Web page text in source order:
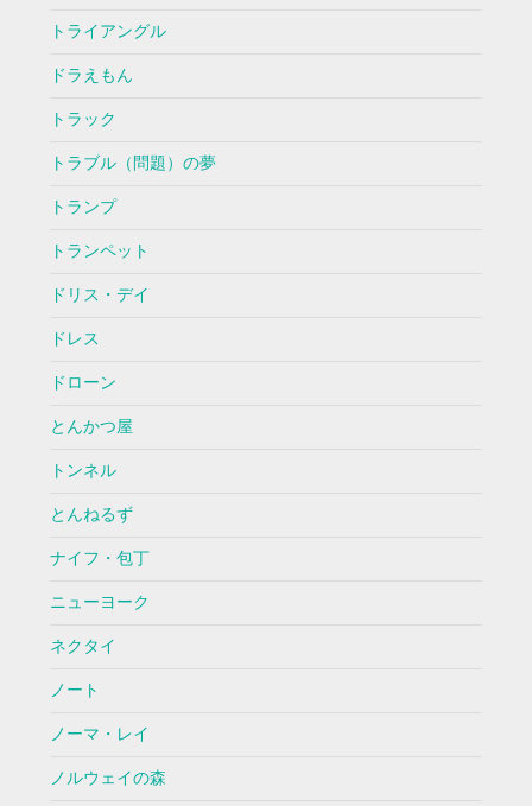
トライアングル
ドラえもん
トラック
トラブル（問題）の夢
トランプ
トランペット
ドリス・デイ
ドレス
ドローン
とんかつ屋
トンネル
とんねるず
ナイフ・包丁
ニューヨーク
ネクタイ
ノート
ノーマ・レイ
ノルウェイの森